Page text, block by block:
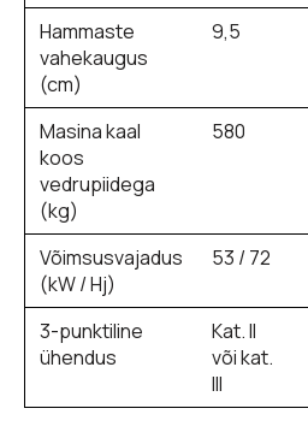
Hammaste
vahekaugus
(cm)
9,5
Masina kaal
koos
vedrupiidega
(kg)
580
Võimsusvajadus
(kW / Hj)
53 / 72
3-punktiline
ühendus
Kat. II
või kat.
III